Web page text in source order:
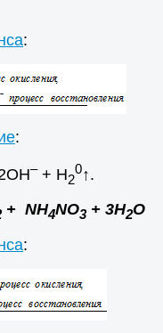
:
:
–+ Н2
0↑.
+ NH4NO3+ 3H2O
: